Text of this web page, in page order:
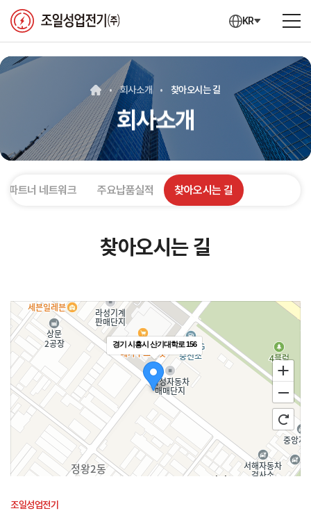
KR
회사소개 찾아오시는 길
회사소개
파트너 네트워크 주요납품실적 찾아오시는 길
찾아오시는 길
경기 시흥시 산기대학로 156
조일성업전기